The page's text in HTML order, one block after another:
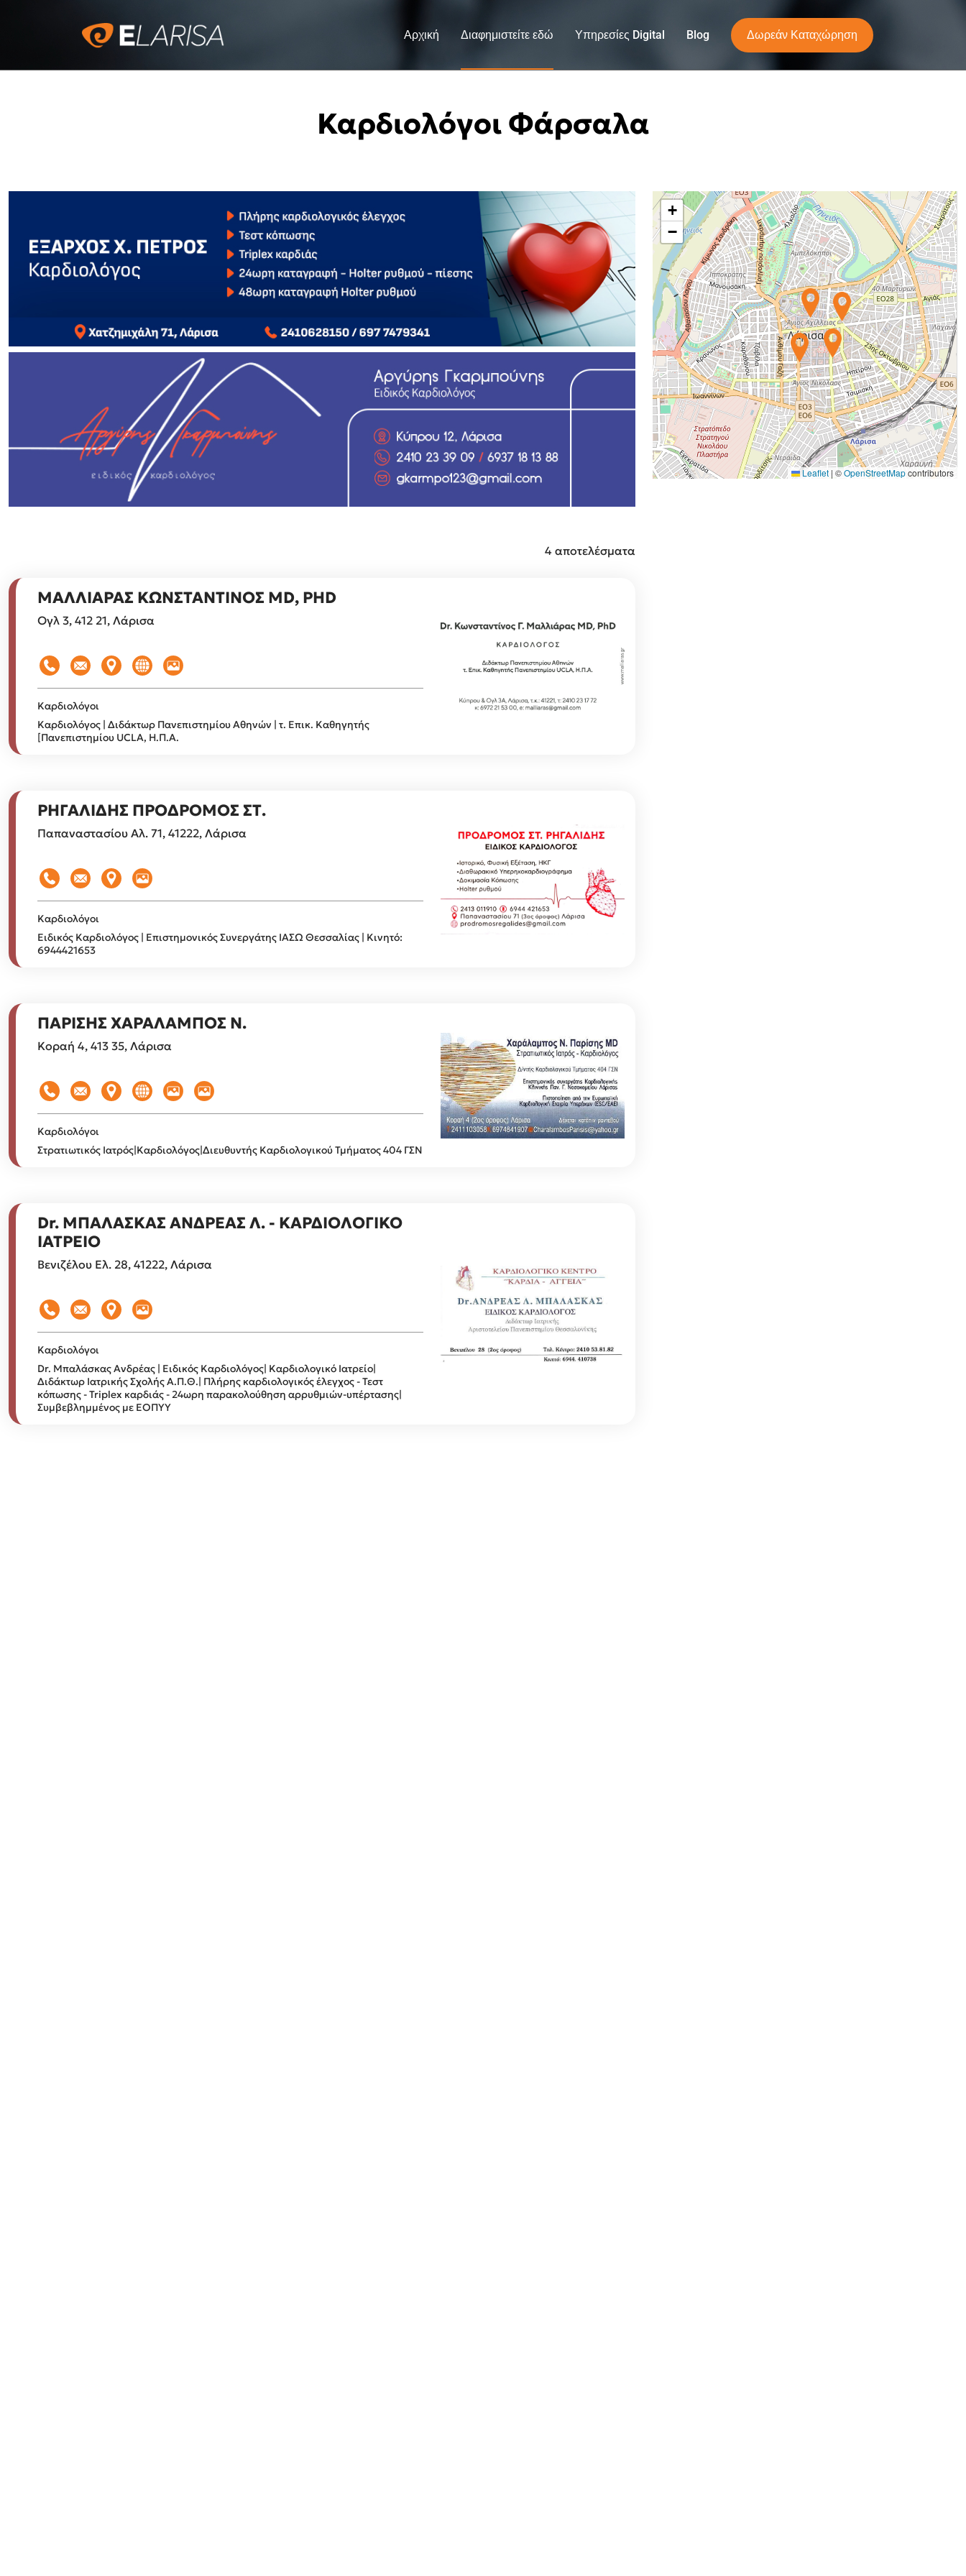
Αρχική Διαφημιστείτε εδώ Υπηρεσίες Digital Blog Δωρεάν Καταχώρηση
Καρδιολόγοι Φάρσαλα
4 αποτελέσματα
ΜΑΛΛΙΑΡΑΣ ΚΩΝΣΤΑΝΤΙΝΟΣ MD, PHD
Ογλ 3, 412 21, Λάρισα
Καρδιολόγοι
Καρδιολόγος | Διδάκτωρ Πανεπιστημίου Αθηνών | τ. Επικ. Καθηγητής
[Πανεπιστημίου UCLA, Η.Π.Α.
ΡΗΓΑΛΙΔΗΣ ΠΡΟΔΡΟΜΟΣ ΣΤ.
Παπαναστασίου Αλ. 71, 41222, Λάρισα
Καρδιολόγοι
Ειδικός Καρδιολόγος | Επιστημονικός Συνεργάτης ΙΑΣΩ Θεσσαλίας | Κινητό:
6944421653
ΠΑΡΙΣΗΣ ΧΑΡΑΛΑΜΠΟΣ Ν.
Κοραή 4, 413 35, Λάρισα
Καρδιολόγοι
Στρατιωτικός Ιατρός|Καρδιολόγος|Διευθυντής Καρδιολογικού Τμήματος 404 ΓΣΝ
Dr. ΜΠΑΛΑΣΚΑΣ ΑΝΔΡΕΑΣ Λ. - ΚΑΡΔΙΟΛΟΓΙΚΟ
ΙΑΤΡΕΙΟ
Βενιζέλου Ελ. 28, 41222, Λάρισα
Καρδιολόγοι
Dr. Μπαλάσκας Ανδρέας | Ειδικός Καρδιολόγος| Καρδιολογικό Ιατρείο|
Διδάκτωρ Ιατρικής Σχολής Α.Π.Θ.| Πλήρης καρδιολογικός έλεγχος - Τεστ
κόπωσης - Triplex καρδιάς - 24ωρη παρακολούθηση αρρυθμιών-υπέρτασης|
Συμβεβλημμένος με ΕΟΠΥΥ
+
−
Leaflet | ©OpenStreetMapcontributors